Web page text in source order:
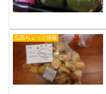
広島ちょっと情報